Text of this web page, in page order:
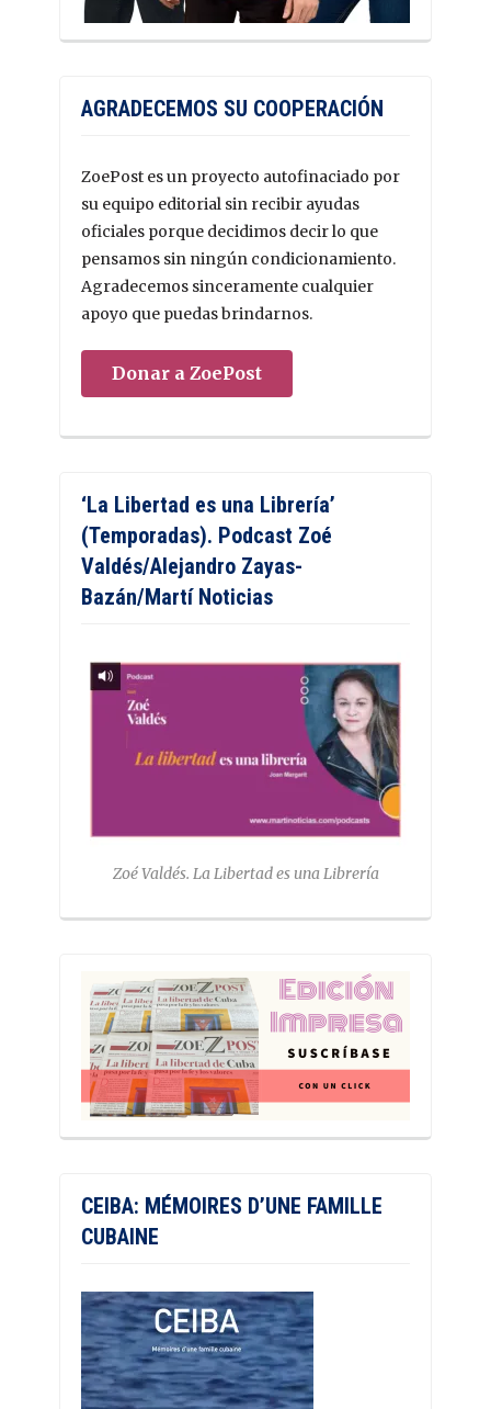
AGRADECEMOS SU COOPERACIÓN
ZoePost es un proyecto autofinaciado por
su equipo editorial sin recibir ayudas
oficiales porque decidimos decir lo que
pensamos sin ningún condicionamiento.
Agradecemos sinceramente cualquier
apoyo que puedas brindarnos.
Donar a ZoePost
‘La Libertad es una Librería’
(Temporadas). Podcast Zoé
Valdés/Alejandro Zayas-
Bazán/Martí Noticias
Zoé Valdés. La Libertad es una Librería
CEIBA: MÉMOIRES D’UNE FAMILLE
CUBAINE